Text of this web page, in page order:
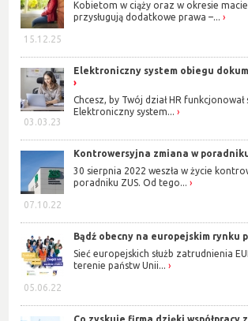
15.12.25
Kobietom w ciąży oraz w okresie
przysługują dodatkowe prawa –...
03.03.23
Elektroniczny system obiegu
Chcesz, by Twój dział HR funkcjonował
Elektroniczny system...
07.10.22
Kontrowersyjna zmiana w
30 sierpnia 2022 weszła w życie
poradniku ZUS. Od tego...
05.06.22
Bądź obecny na europejskim rynku
Sieć europejskich służb zatrudnienia
terenie państw Unii...
Co zyskuje firma dzięki współpracy